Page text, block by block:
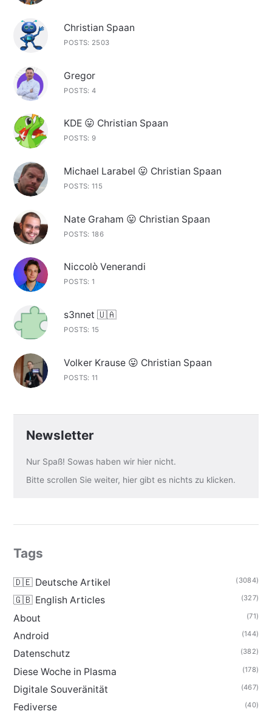
Christian Spaan
POSTS: 2503
Gregor
POSTS: 4
KDE 😛 Christian Spaan
POSTS: 9
Michael Larabel 😛 Christian Spaan
POSTS: 115
Nate Graham 😛 Christian Spaan
POSTS: 186
Niccolò Venerandi
POSTS: 1
s3nnet 🇺🇦
POSTS: 15
Volker Krause 😛 Christian Spaan
POSTS: 11
Newsletter
Nur Spaß! Sowas haben wir hier nicht.
Bitte scrollen Sie weiter, hier gibt es nichts zu klicken.
Tags
🇩🇪 Deutsche Artikel (3084)
🇬🇧 English Articles (327)
About (71)
Android (144)
Datenschutz (382)
Diese Woche in Plasma (178)
Digitale Souveränität (467)
Fediverse (40)